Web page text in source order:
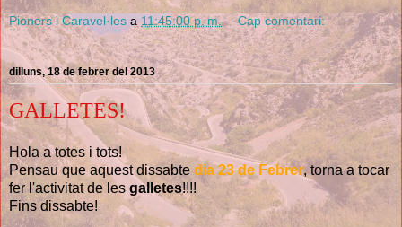
Pioners i Caravel·les a11:45:00 p. m. Cap comentari:
dilluns, 18 de febrer del 2013
GALLETES!
Hola a totes i tots!
Pensau que aquest dissabte dia 23 de Febrer, torna a tocar
fer l'activitat de les galletes!!!!
Fins dissabte!